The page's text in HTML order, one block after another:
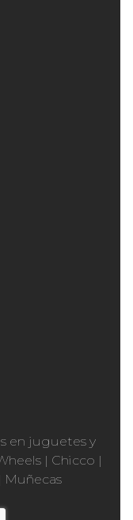
en juguetes y
| Chicco |
Muñecas